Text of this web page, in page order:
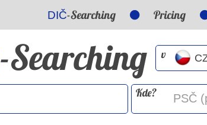
DIČ-Searching Pricing
-Searching v
Kde?